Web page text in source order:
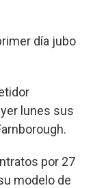
día jubo
lunes sus
por 27
modelo de